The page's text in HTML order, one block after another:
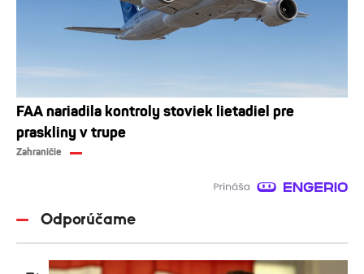
FAA nariadila kontroly stoviek lietadiel pre
praskliny v trupe
Zahraničie
Odporúčame